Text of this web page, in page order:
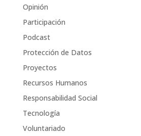
Opinión
Participación
Podcast
Protección de Datos
Proyectos
Recursos Humanos
Responsabilidad Social
Tecnología
Voluntariado